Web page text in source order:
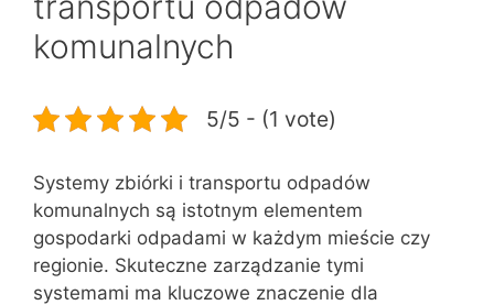
komunalnych
5/5 - (1 vote)
Systemy zbiórki i transportu odpadów
komunalnych są istotnym elementem
gospodarki odpadami w każdym mieście czy
regionie. Skuteczne zarządzanie tymi
systemami ma kluczowe znaczenie dla